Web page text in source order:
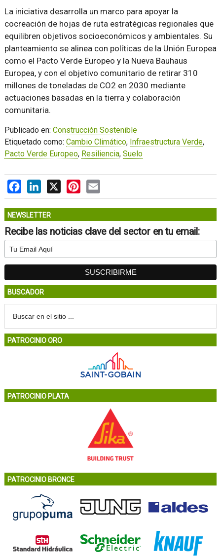
La iniciativa desarrolla un marco para apoyar la
cocreación de hojas de ruta estratégicas regionales que
equilibren objetivos socioeconómicos y ambientales. Su
planteamiento se alinea con políticas de la Unión Europea
como el Pacto Verde Europeo y la Nueva Bauhaus
Europea, y con el objetivo comunitario de retirar 310
millones de toneladas de CO2 en 2030 mediante
actuaciones basadas en la tierra y colaboración
comunitaria.
Publicado en: Construcción Sostenible
Etiquetado como: Cambio Climático, Infraestructura Verde,
Pacto Verde Europeo, Resiliencia, Suelo
FacebookLinkedIn Pinterest
NEWSLETTER
Recibe las noticias clave del sector en tu email:
BUSCADOR
PATROCINIO ORO
PATROCINIO PLATA
PATROCINIO BRONCE